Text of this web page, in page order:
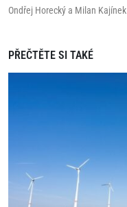
Ondřej Horecký a Milan Kajínek
PŘEČTĚTE SI TAKÉ